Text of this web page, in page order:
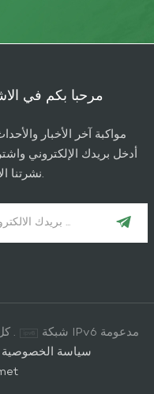
مرحبا بكم في
مواكبة آخر الأخبار
أدخل بريدك الإلكتروني
نشرتنا الإخبارية.
© 2026 Basaltmssolutions. كل الحقوق محفوظة .
شبكة IPv6 مدعومة
سياسة الخصوصية